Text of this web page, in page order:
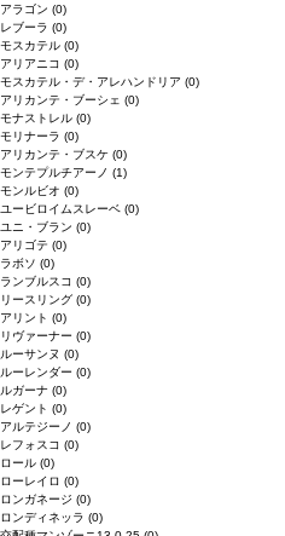
アラゴン (0)
レブーラ (0)
モスカテル (0)
アリアニコ (0)
モスカテル・デ・アレハンドリア (0)
アリカンテ・ブーシェ (0)
モナストレル (0)
モリナーラ (0)
アリカンテ・ブスケ (0)
モンテプルチアーノ (1)
モンルビオ (0)
ユービロイムスレーベ (0)
ユニ・ブラン (0)
アリゴテ (0)
ラボソ (0)
ランブルスコ (0)
リースリング (0)
アリント (0)
リヴァーナー (0)
ルーサンヌ (0)
ルーレンダー (0)
ルガーナ (0)
レゲント (0)
アルテジーノ (0)
レフォスコ (0)
ロール (0)
ローレイロ (0)
ロンガネージ (0)
ロンディネッラ (0)